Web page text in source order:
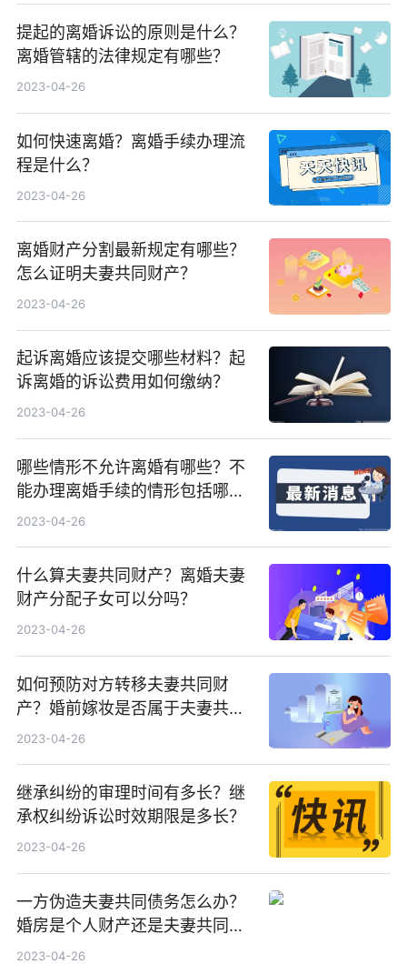
提起的离婚诉讼的原则是什么？
离婚管辖的法律规定有哪些？
2023-04-26
如何快速离婚？离婚手续办理流
程是什么？
2023-04-26
离婚财产分割最新规定有哪些？
怎么证明夫妻共同财产？
2023-04-26
起诉离婚应该提交哪些材料？起
诉离婚的诉讼费用如何缴纳？
2023-04-26
哪些情形不允许离婚有哪些？不
能办理离婚手续的情形包括哪
些？
2023-04-26
什么算夫妻共同财产？离婚夫妻
财产分配子女可以分吗？
2023-04-26
如何预防对方转移夫妻共同财
产？婚前嫁妆是否属于夫妻共同
财产？
2023-04-26
继承纠纷的审理时间有多长？继
承权纠纷诉讼时效期限是多长？
2023-04-26
一方伪造夫妻共同债务怎么办？
婚房是个人财产还是夫妻共同财
产？
2023-04-26